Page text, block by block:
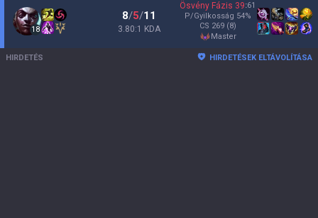
18
8/5/11
3.80:1 KDA
Ösvény Fázis 39:61
P/Gyilkosság 54%
CS 269 (8)
master
HIRDETÉS HIRDETÉSEK ELTÁVOLÍTÁSA